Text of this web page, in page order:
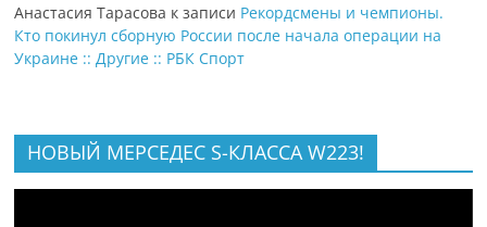
Анастасия Тарасова к записи Рекордсмены и чемпионы.
Кто покинул сборную России после начала операции на
Украине :: Другие :: РБК Спорт
НОВЫЙ МЕРСЕДЕС S-КЛАССА W223!